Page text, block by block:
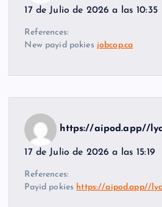
17 de Julio de 2026 a las 10:35
References:
New payid pokies jobcop.ca
https://aipod.app//
17 de Julio de 2026 a las 15:19
References:
Payid pokies https://aipod.app//